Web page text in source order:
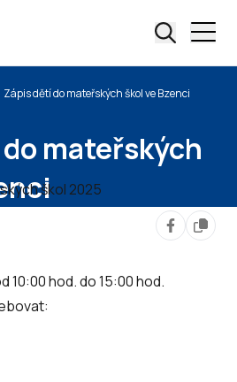
Zápis dětí do mateřských škol ve Bzenci
mateřských
10:00 hod. do 15:00 hod.